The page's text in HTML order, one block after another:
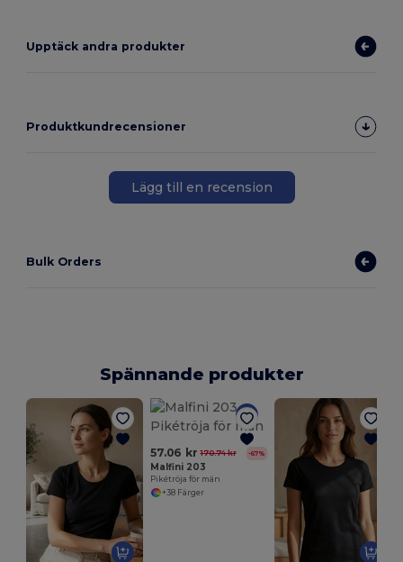
Upptäck andra produkter
Produktkundrecensioner
Lägg till en recension
Bulk Orders
Spännande produkter
57.06 kr 170.74 kr -67%
Malfini 203
Pikétröja för män
+38 Färger